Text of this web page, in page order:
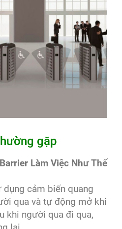
gặp
Làm Việc Như Thế
dụng cảm biến quang
qua và tự động mở khi
khi người qua đi qua,